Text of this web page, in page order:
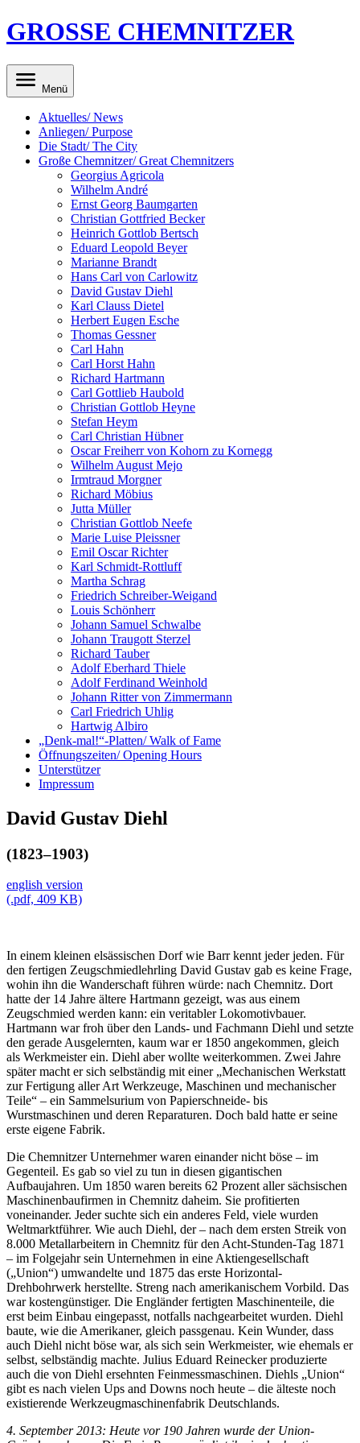
GROSSE CHEMNITZER
Menü
Aktuelles/ News
Anliegen/ Purpose
Die Stadt/ The City
Große Chemnitzer/ Great Chemnitzers
Georgius Agricola
Wilhelm André
Ernst Georg Baumgarten
Christian Gottfried Becker
Heinrich Gottlob Bertsch
Eduard Leopold Beyer
Marianne Brandt
Hans Carl von Carlowitz
David Gustav Diehl
Karl Clauss Dietel
Herbert Eugen Esche
Thomas Gessner
Carl Hahn
Carl Horst Hahn
Richard Hartmann
Carl Gottlieb Haubold
Christian Gottlob Heyne
Stefan Heym
Carl Christian Hübner
Oscar Freiherr von Kohorn zu Kornegg
Wilhelm August Mejo
Irmtraud Morgner
Richard Möbius
Jutta Müller
Christian Gottlob Neefe
Marie Luise Pleissner
Emil Oscar Richter
Karl Schmidt-Rottluff
Martha Schrag
Friedrich Schreiber-Weigand
Louis Schönherr
Johann Samuel Schwalbe
Johann Traugott Sterzel
Richard Tauber
Adolf Eberhard Thiele
Adolf Ferdinand Weinhold
Johann Ritter von Zimmermann
Carl Friedrich Uhlig
Hartwig Albiro
„Denk-mal!“-Platten/ Walk of Fame
Öffnungszeiten/ Opening Hours
Unterstützer
Impressum
David Gustav Diehl
(1823–1903)
english version
(.pdf, 409 KB)
In einem kleinen elsässischen Dorf wie Barr kennt jeder jeden. Für
den fertigen Zeugschmiedlehrling David Gustav gab es keine Frage,
wohin ihn die Wanderschaft führen würde: nach Chemnitz. Dort
hatte der 14 Jahre ältere Hartmann gezeigt, was aus einem
Zeugschmied werden kann: ein veritabler Lokomotivbauer.
Hartmann war froh über den Lands- und Fachmann Diehl und setzte
den gerade Ausgelernten, kaum war er 1850 angekommen, gleich
als Werkmeister ein. Diehl aber wollte weiterkommen. Zwei Jahre
später macht er sich selbständig mit einer „Mechanischen Werkstatt
zur Fertigung aller Art Werkzeuge, Maschinen und mechanischer
Teile“ – ein Sammelsurium von Papierschneide- bis
Wurstmaschinen und deren Reparaturen. Doch bald hatte er seine
erste eigene Fabrik.
Die Chemnitzer Unternehmer waren einander nicht böse – im
Gegenteil. Es gab so viel zu tun in diesen gigantischen
Aufbaujahren. Um 1850 waren bereits 62 Prozent aller sächsischen
Maschinenbaufirmen in Chemnitz daheim. Sie profitierten
voneinander. Jeder suchte sich ein anderes Feld, viele wurden
Weltmarktführer. Wie auch Diehl, der – nach dem ersten Streik von
8.000 Metallarbeitern in Chemnitz für den Acht-Stunden-Tag 1871
– im Folgejahr sein Unternehmen in eine Aktiengesellschaft
(„Union“) umwandelte und 1875 das erste Horizontal-
Drehbohrwerk herstellte. Streng nach amerikanischem Vorbild. Das
war kostengünstiger. Die Engländer fertigten Maschinenteile, die
erst beim Einbau eingepasst, notfalls nachgearbeitet wurden. Diehl
baute, wie die Amerikaner, gleich passgenau. Kein Wunder, dass
auch Diehl nicht böse war, als sich sein Werkmeister, wie ehemals er
selbst, selbständig machte. Julius Eduard Reinecker produzierte
auch die von Diehl ersehnten Feinmessmaschinen. Diehls „Union“
gibt es nach vielen Ups and Downs noch heute – die älteste noch
existierende Werkzeugmaschinenfabrik Deutschlands.
4. September 2013: Heute vor 190 Jahren wurde der Union-